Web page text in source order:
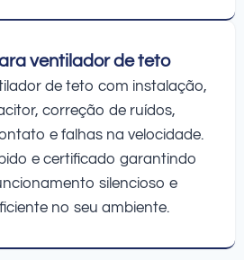
ventilador de teto
de teto com instalação,
correção de ruídos,
e falhas na velocidade.
e certificado garantindo
silencioso e
no seu ambiente.